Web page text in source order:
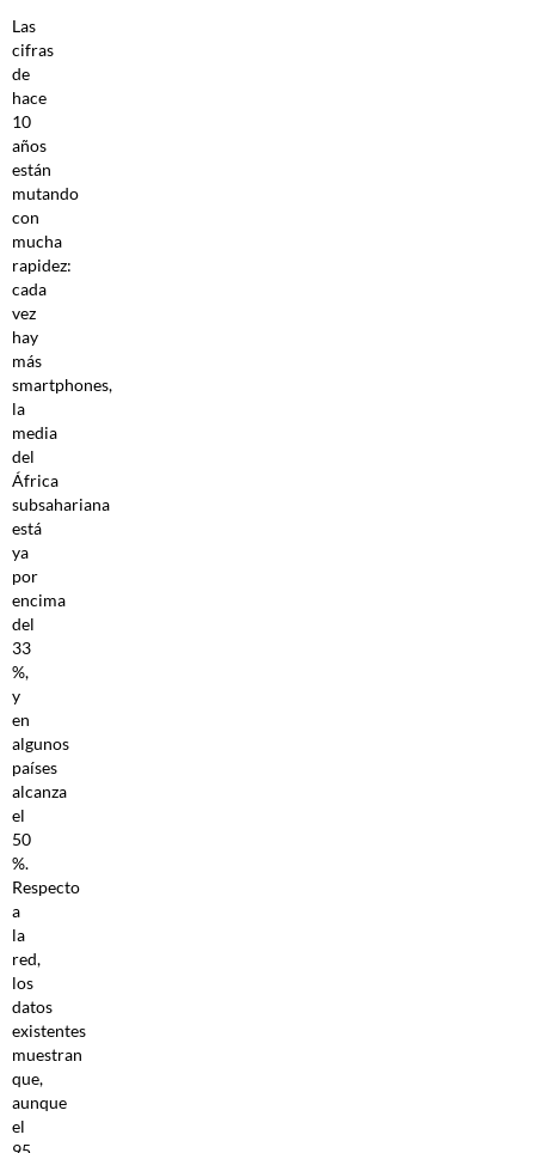
Las
cifras
de
hace
10
años
están
mutando
con
mucha
rapidez:
cada
vez
hay
más
smartphones,
la
media
del
África
subsahariana
está
ya
por
encima
del
33
%,
y
en
algunos
países
alcanza
el
50
%.
Respecto
a
la
red,
los
datos
existentes
muestran
que,
aunque
el